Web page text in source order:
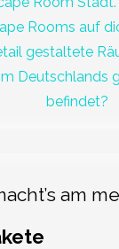
Rooms auf
gestaltete
Deutschlands
befindet?
am